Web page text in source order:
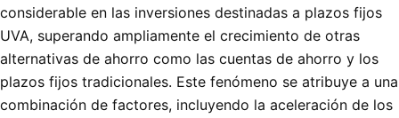
considerable en las inversiones destinadas a plazos fijos
UVA, superando ampliamente el crecimiento de otras
alternativas de ahorro como las cuentas de ahorro y los
plazos fijos tradicionales. Este fenómeno se atribuye a una
combinación de factores, incluyendo la aceleración de los